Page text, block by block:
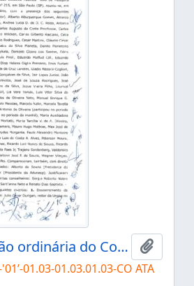
Ata da 244ª sessão ordinária do Conselho Universitário da Unesp de 07/12/2017
Add to
01.03-01.03.01.03-CO ATA